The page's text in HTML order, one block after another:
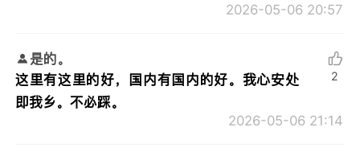
2026-05-06 20:57
是的。
这里有这里的好，国内有国内的好。我心安处
即我乡。不必踩。
2026-05-06 21:14
2